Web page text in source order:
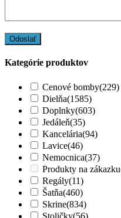
Kategórie produktov
Cenové bomby(229)
Dielňa(1585)
Doplnky(603)
Jedáleň(35)
Kancelária(94)
Lavice(46)
Nemocnica(37)
Produkty na zákazku
Regály(11)
Šatňa(460)
Skrine(834)
Stoličky(56)